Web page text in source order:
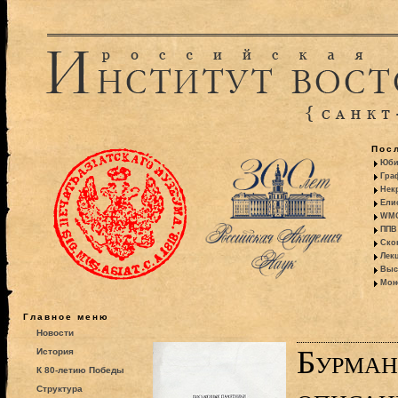
ППВ
Главное меню
Новости
История
К 80-летию Победы
Структура